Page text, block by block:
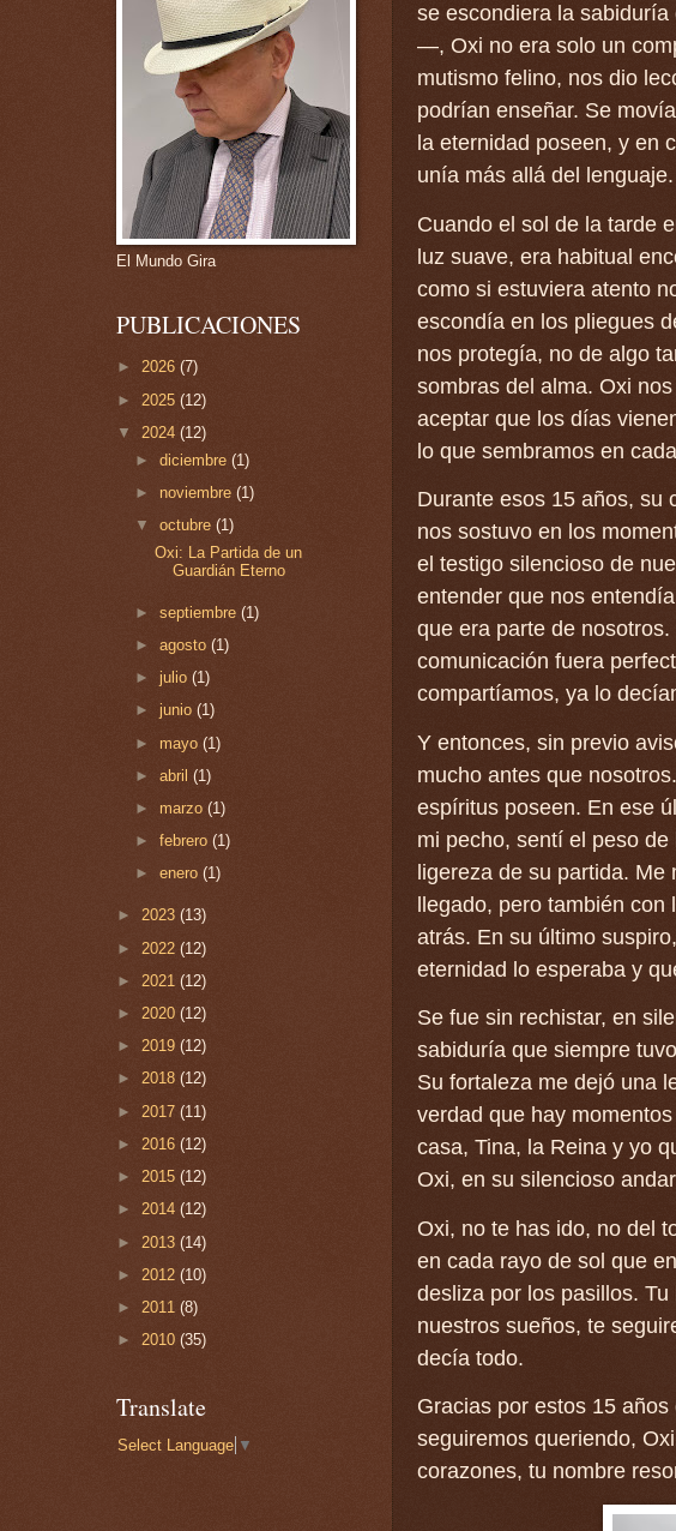
se escondiera la
—, Oxi no era solo un
mutismo felino, nos dio
podrían enseñar. Se
la eternidad poseen, y en
unía más allá del lenguaje.
Cuando el sol de la tarde
luz suave, era habitual
como si estuviera atento
escondía en los pliegues
nos protegía, no de algo
sombras del alma. Oxi
aceptar que los días
lo que sembramos en
Durante esos 15 años, su
nos sostuvo en los
el testigo silencioso de
entender que nos
que era parte de
comunicación fuera
compartíamos, ya lo
Y entonces, sin previo
mucho antes que
espíritus poseen. En ese
mi pecho, sentí el peso
ligereza de su partida. Me
llegado, pero también con
atrás. En su último
eternidad lo esperaba y
Se fue sin rechistar, en
sabiduría que siempre
Su fortaleza me dejó una
verdad que hay
casa, Tina, la Reina y yo
Oxi, en su silencioso
Oxi, no te has ido, no del
en cada rayo de sol que
desliza por los pasillos.
nuestros sueños, te
decía todo.
Gracias por estos 15
seguiremos queriendo,
corazones, tu nombre
El Mundo Gira
PUBLICACIONES
► 2026 (7)
► 2025 (12)
▼ 2024 (12)
►diciembre(1)
► noviembre(1)
▼octubre(1)
Oxi: La Partida de un
Guardián Eterno
►septiembre(1)
►agosto(1)
►julio(1)
► junio(1)
► mayo(1)
►abril(1)
► marzo(1)
►febrero(1)
►enero(1)
► 2023 (13)
► 2022 (12)
► 2021 (12)
► 2020 (12)
► 2019 (12)
► 2018 (12)
► 2017 (11)
► 2016 (12)
► 2015 (12)
► 2014 (12)
► 2013 (14)
► 2012 (10)
► 2011 (8)
► 2010 (35)
Translate
Select Language ▼